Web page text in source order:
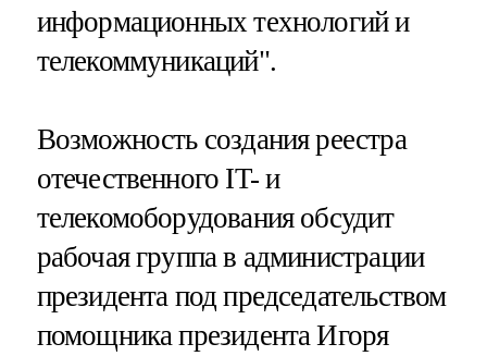
информационных технологий и
телекоммуникаций".
Возможность создания реестра
отечественного IT- и
телекомоборудования обсудит
рабочая группа в администрации
президента под председательством
помощника президента Игоря